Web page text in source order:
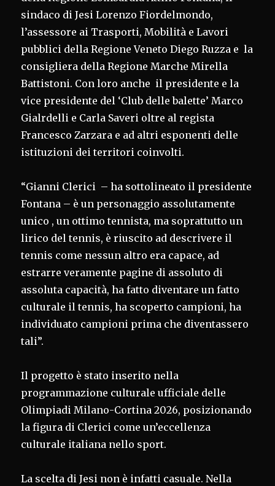
sindaco di Jesi Lorenzo Fiordelmondo,
l’assessore ai Trasporti, Mobilità e Lavori
pubblici della Regione Veneto Diego Ruzza e la
consigliera della Regione Marche Mirella
Battistoni. Con loro anche il presidente e la
vice presidente del ‘Club delle balette’ Marco
Gialrdelli e Carla Saveri oltre al regista
Francesco Zarzara e ad altri esponenti delle
istituzioni dei territori coinvolti.
“Gianni Clerici – ha sottolineato il presidente
Fontana – è un personaggio assolutamente
unico , un ottimo tennista, ma soprattutto un
lirico del tennis, è riuscito ad descrivere il
tennis come nessun altro era capace, ad
estrarre veramente pagine di assoluto di
assoluta capacità, ha fatto diventare un fatto
culturale il tennis, ha scoperto campioni, ha
individuato campioni prima che diventassero
tali”.
Il progetto è stato inserito nella
programmazione culturale ufficiale delle
Olimpiadi Milano-Cortina 2026, posizionando
la figura di Clerici come un’eccellenza
culturale italiana nello sport.
La scelta di Jesi non è infatti casuale. Nella